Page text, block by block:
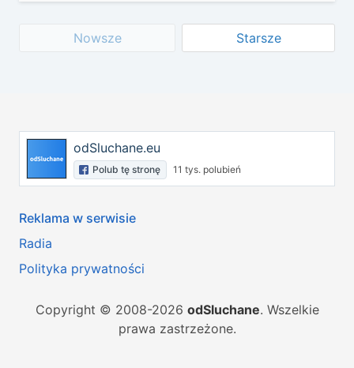
Nowsze Starsze
odSluchane.eu
Polub tę stronę 11 tys. polubień
Reklama w serwisie
Radia
Polityka prywatności
Copyright © 2008-2026 odSluchane. Wszelkie
prawa zastrzeżone.